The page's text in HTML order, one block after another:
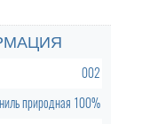
002
природная 100%